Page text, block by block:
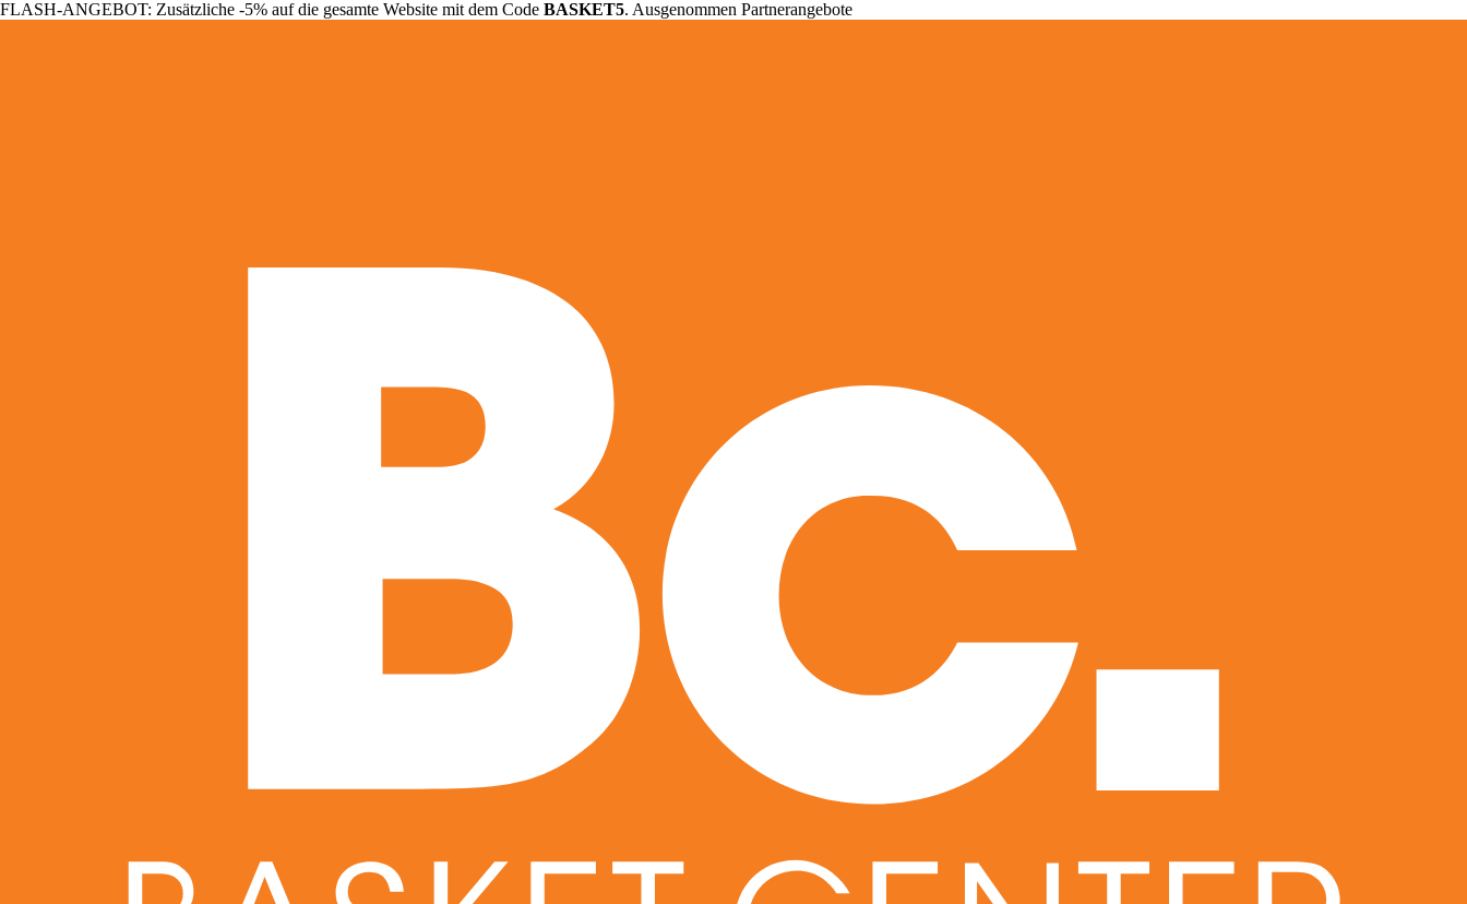
FLASH-ANGEBOT: Zusätzliche -5% auf die gesamte Website mit dem Code BASKET5. Ausgenommen Partnerangebote